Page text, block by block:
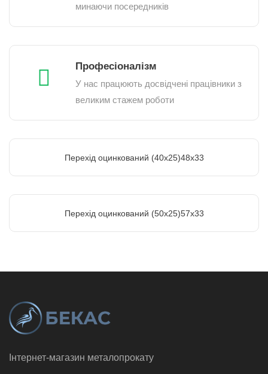
минаючи посередників
Професіоналізм
У нас працюють досвідчені працівники з
великим стажем роботи
Перехід оцинкований (40х25)48х33
Перехід оцинкований (50х25)57х33
Інтернет-магазин металопрокату